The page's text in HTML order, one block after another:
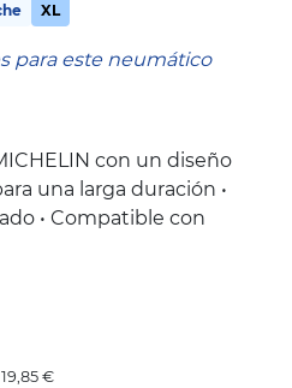
XL
para este neumático
con un diseño
una larga duración •
• Compatible con
€